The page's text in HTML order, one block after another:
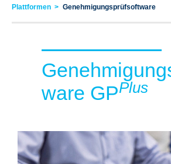
Plattformen
Genehmigungsprüfsoftware
ware GPPlus